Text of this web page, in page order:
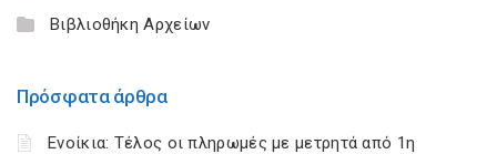
Βιβλιοθήκη Αρχείων
Πρόσφατα άρθρα
Ενοίκια: Τέλος οι πληρωμές με μετρητά από 1η